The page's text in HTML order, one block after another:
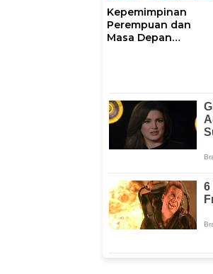
Kepemimpinan
Perempuan dan
Masa Depan